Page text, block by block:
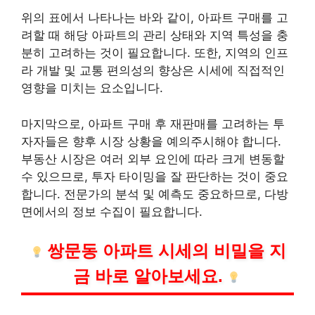
위의 표에서 나타나는 바와 같이, 아파트 구매를 고
려할 때 해당 아파트의 관리 상태와 지역 특성을 충
분히 고려하는 것이 필요합니다. 또한, 지역의 인프
라 개발 및 교통 편의성의 향상은 시세에 직접적인
영향을 미치는 요소입니다.
마지막으로, 아파트 구매 후 재판매를 고려하는 투
자자들은 향후 시장 상황을 예의주시해야 합니다.
부동산 시장은 여러 외부 요인에 따라 크게 변동할
수 있으므로, 투자 타이밍을 잘 판단하는 것이 중요
합니다. 전문가의 분석 및 예측도 중요하므로, 다방
면에서의 정보 수집이 필요합니다.
쌍문동 아파트 시세의 비밀을 지
금 바로 알아보세요.